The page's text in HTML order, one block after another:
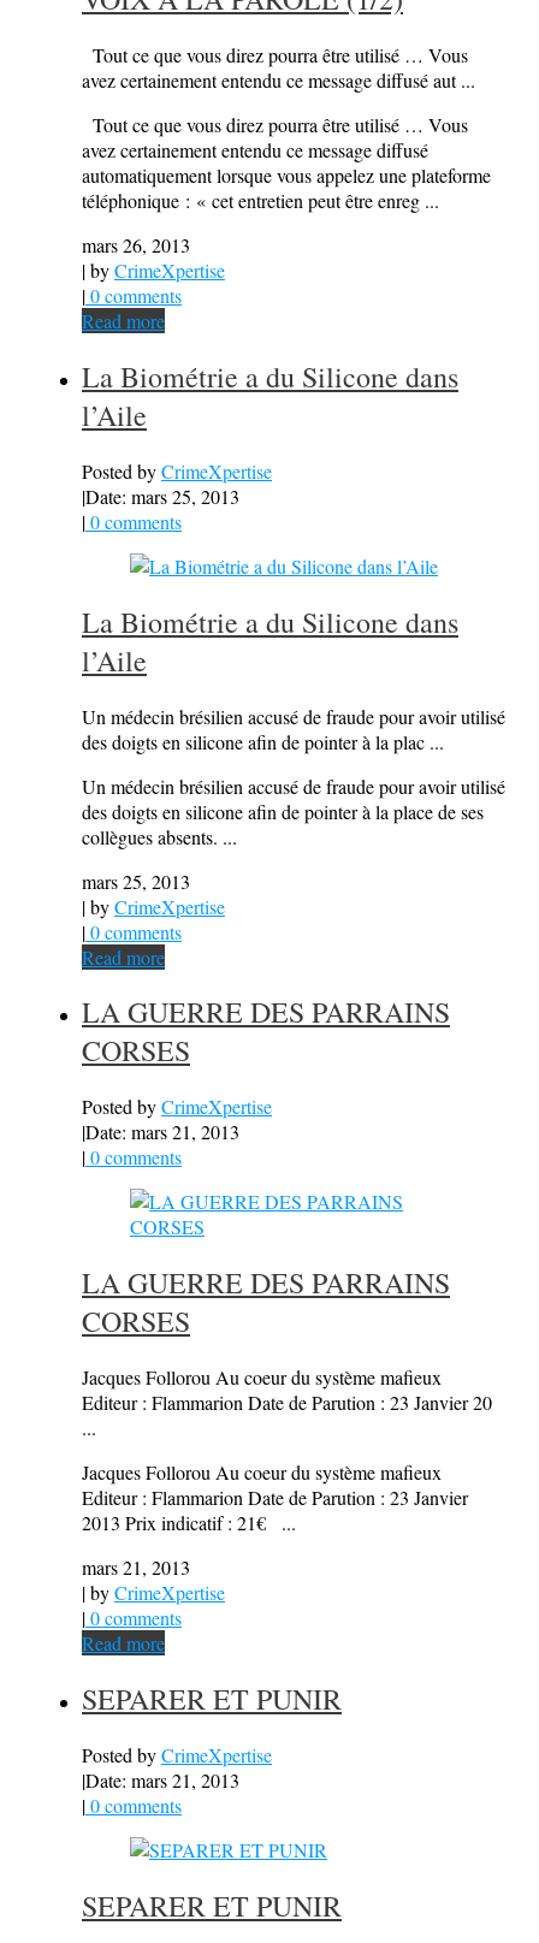
Tout ce que vous direz pourra être utilisé … Vous
avez certainement entendu ce message diffusé aut ...
Tout ce que vous direz pourra être utilisé … Vous
avez certainement entendu ce message diffusé
automatiquement lorsque vous appelez une plateforme
téléphonique : « cet entretien peut être enreg ...
mars 26, 2013
| byCrimeXpertise
|0 comments
Read more
La Biométrie a du Silicone dans
l’Aile
Posted byCrimeXpertise
|Date: mars 25, 2013
|0 comments
La Biométrie a du Silicone dans
l’Aile
Un médecin brésilien accusé de fraude pour avoir utilisé
des doigts en silicone afin de pointer à la plac ...
Un médecin brésilien accusé de fraude pour avoir utilisé
des doigts en silicone afin de pointer à la place de ses
collègues absents. ...
mars 25, 2013
| byCrimeXpertise
|0 comments
Read more
LA GUERRE DES PARRAINS
CORSES
Posted byCrimeXpertise
|Date: mars 21, 2013
|0 comments
LA GUERRE DES PARRAINS
CORSES
Jacques Follorou Au coeur du système mafieux
Editeur : Flammarion Date de Parution : 23 Janvier 20
...
Jacques Follorou Au coeur du système mafieux
Editeur : Flammarion Date de Parution : 23 Janvier
2013 Prix indicatif : 21€ ...
mars 21, 2013
| byCrimeXpertise
|0 comments
Read more
SEPARER ET PUNIR
Posted byCrimeXpertise
|Date: mars 21, 2013
|0 comments
SEPARER ET PUNIR